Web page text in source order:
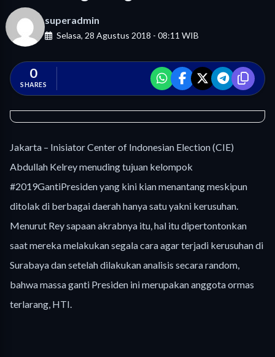
superadmin
Selasa, 28 Agustus 2018 - 08:11 WIB
0
SHARES
Jakarta – Inisiator Center of Indonesian Election (CIE)
Abdullah Kelrey menuding tujuan kelompok
#2019GantiPresiden yang kini kian menantang meskipun
ditolak di berbagai daerah hanya satu yakni kerusuhan.
Menurut Rey sapaan akrabnya itu, hal itu dipertontonkan
saat mereka melakukan segala cara agar terjadi kerusuhan di
Surabaya dan setelah dilakukan analisis secara random,
bahwa massa ganti Presiden ini merupakan anggota ormas
terlarang, HTI.